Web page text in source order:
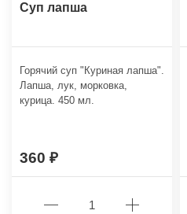
Суп лапша
Горячий суп "Куриная лапша".
Лапша, лук, морковка,
курица. 450 мл.
360